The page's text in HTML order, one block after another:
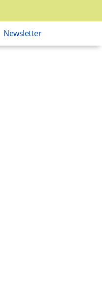
Newsletter